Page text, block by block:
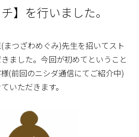
】を行いました。
まつざわめぐみ)先生を招いてスト
ました。今回が初めてということ
(前回のニシダ通信にてご紹介中)
いただきます。